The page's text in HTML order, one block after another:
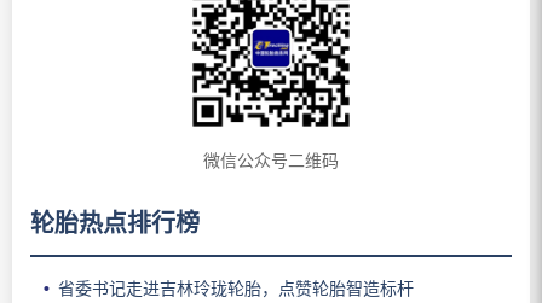
微信公众号二维码
轮胎热点排行榜
省委书记走进吉林玲珑轮胎，点赞轮胎智造标杆